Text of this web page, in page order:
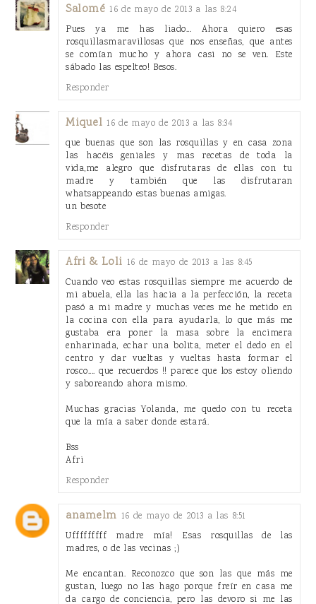
Salomé 16 de mayo de 2013 a las 8:24
Pues ya me has liado... Ahora quiero esas
rosquillasmaravillosas que nos enseñas, que antes
se comían mucho y ahora casi no se ven. Este
sábado las espelteo! Besos.
Responder
Miquel 16 de mayo de 2013 a las 8:34
que buenas que son las rosquillas y en casa zona
las hacéis geniales y mas recetas de toda la
vida,me alegro que disfrutaras de ellas con tu
madre y también que las disfrutaran
whatsappeando estas buenas amigas.
un besote
Responder
Afri & Loli 16 de mayo de 2013 a las 8:45
Cuando veo estas rosquillas siempre me acuerdo de
mi abuela, ella las hacia a la perfección, la receta
pasó a mi madre y muchas veces me he metido en
la cocina con ella para ayudarla, lo que más me
gustaba era poner la masa sobre la encimera
enharinada, echar una bolita, meter el dedo en el
centro y dar vueltas y vueltas hasta formar el
rosco.... que recuerdos !! parece que los estoy oliendo
y saboreando ahora mismo.
Muchas gracias Yolanda, me quedo con tu receta
que la mía a saber donde estará.
Bss
Afri
Responder
anamelm 16 de mayo de 2013 a las 8:51
Ufffffffff madre mía! Esas rosquillas de las
madres, o de las vecinas ;)
Me encantan. Reconozco que son las que más me
gustan, luego no las hago porque freír en casa me
da cargo de conciencia, pero las devoro si me las